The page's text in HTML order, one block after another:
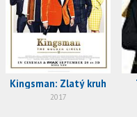
Kingsman: Zlatý kruh
2017